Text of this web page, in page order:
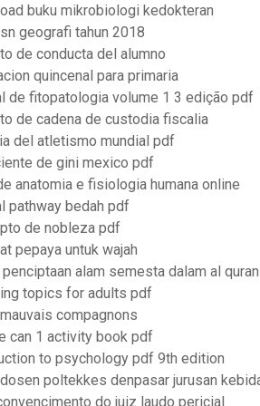
buku mikrobiologi kedokteran
geografi tahun 2018
de conducta del alumno
quincenal para primaria
de fitopatologia volume 1 3 edição pdf
de cadena de custodia fiscalia
del atletismo mundial pdf
de gini mexico pdf
anatomia e fisiologia humana online
pathway bedah pdf
de nobleza pdf
pepaya untuk wajah
penciptaan alam semesta dalam al quran
topics for adults pdf
compagnons
can 1 activity book pdf
to psychology pdf 9th edition
poltekkes denpasar jurusan
do juiz laudo pericial